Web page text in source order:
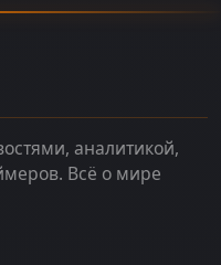
аналитикой,
Всё о мире